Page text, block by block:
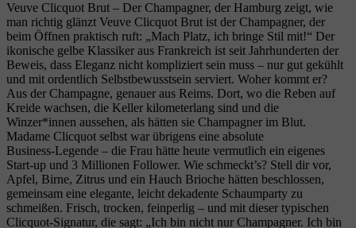
Veuve Clicquot Brut – Der Champagner, der Hamburg zeigt, wie
man richtig glänzt Veuve Clicquot Brut ist der Champagner, der
beim Öffnen praktisch ruft: „Mach Platz, ich bringe Stil mit!“ Der
ikonische gelbe Klassiker aus Frankreich ist seit Jahrhunderten der
Beweis, dass Eleganz nicht kompliziert sein muss – nur gut gekühlt
und mit ordentlich Selbstbewusstsein serviert. Woher kommt er?
Aus der Champagne, genauer aus Reims. Dort, wo die Reben auf
Kreide wachsen, die Keller kilometerlang sind und die
Winzer*innen aussehen, als hätten sie Champagner im Blut.
Madame Clicquot selbst war übrigens eine absolute
Business‑Legende – die Frau hätte heute vermutlich ein eigenes
Start‑up und 3 Millionen Follower. Wie schmeckt’s? Stell dir vor,
Apfel, Birne, Zitrus und ein Hauch Brioche hätten beschlossen,
gemeinsam eine elegante, leicht dekadente Schaumparty zu
schmeißen. Frisch, trocken, feinperlig – und mit dieser typischen
Clicquot‑Signatur, die sagt: „Ich bin nicht nur Champagner. Ich bin